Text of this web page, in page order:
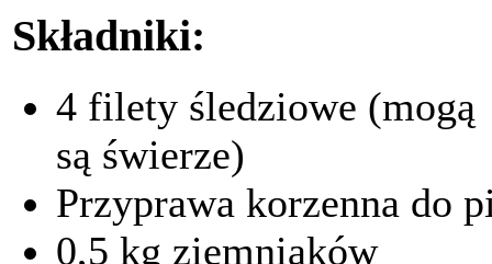
Składniki:
4 filety śledziowe
są świerze)
Przyprawa korzenna do
0,5 kg ziemniaków